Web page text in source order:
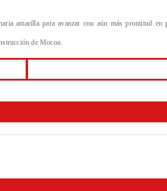
amarilla para avanzar con aún más prontitud en
de Mocoa.